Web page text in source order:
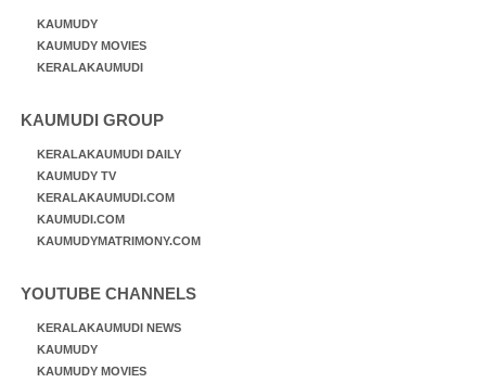
KAUMUDY
KAUMUDY MOVIES
KERALAKAUMUDI
KAUMUDI GROUP
KERALAKAUMUDI DAILY
KAUMUDY TV
KERALAKAUMUDI.COM
KAUMUDI.COM
KAUMUDYMATRIMONY.COM
YOUTUBE CHANNELS
KERALAKAUMUDI NEWS
KAUMUDY
KAUMUDY MOVIES